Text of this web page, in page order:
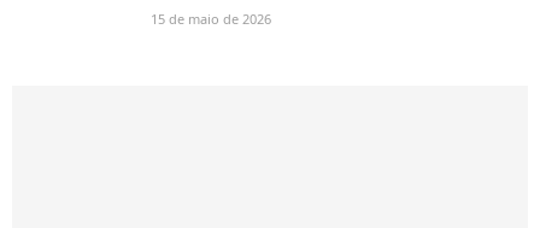
15 de maio de 2026